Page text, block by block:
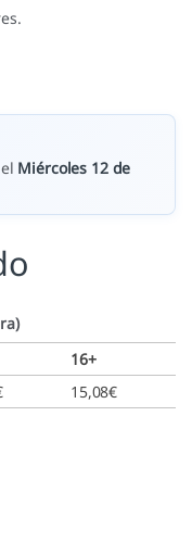
Miércoles 12 de
16+
15,08€